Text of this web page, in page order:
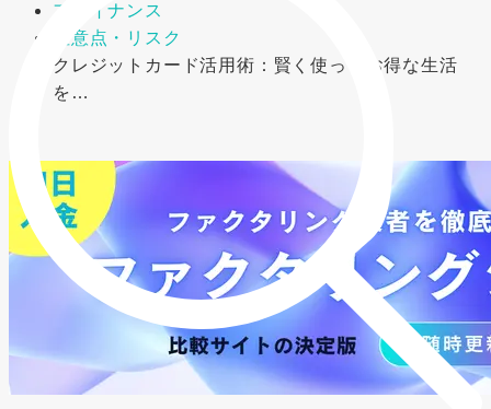
ファイナンス
注意点・リスク
クレジットカード活用術：賢く使ってお得な生活
を…